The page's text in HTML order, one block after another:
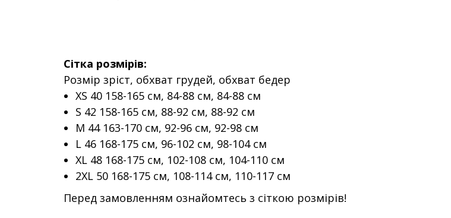
Сітка розмірів:
Розмір зріст, обхват грудей, обхват бедер
XS 40 158-165 см, 84-88 см, 84-88 см
S 42 158-165 см, 88-92 см, 88-92 см
M 44 163-170 см, 92-96 см, 92-98 см
L 46 168-175 см, 96-102 см, 98-104 см
XL 48 168-175 см, 102-108 см, 104-110 см
2XL 50 168-175 см, 108-114 см, 110-117 см
Перед замовленням ознайомтесь з сіткою розмірів!